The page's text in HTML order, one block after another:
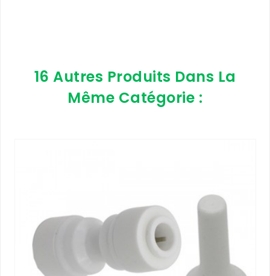
16 Autres Produits Dans La
Même Catégorie :